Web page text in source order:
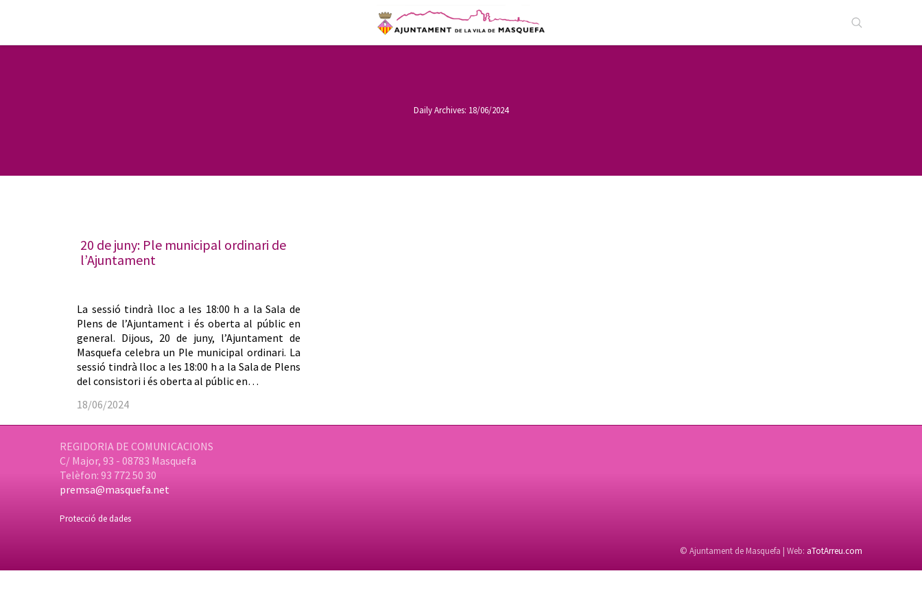
Daily Archives: 18/06/2024
20 de juny: Ple municipal ordinari de
l’Ajuntament
La sessió tindrà lloc a les 18:00 h a la Sala de
Plens de l’Ajuntament i és oberta al públic en
general. Dijous, 20 de juny, l’Ajuntament de
Masquefa celebra un Ple municipal ordinari. La
sessió tindrà lloc a les 18:00 h a la Sala de Plens
del consistori i és oberta al públic en…
18/06/2024
REGIDORIA DE COMUNICACIONS
C/ Major, 93 - 08783 Masquefa
Telèfon: 93 772 50 30
premsa@masquefa.net
Protecció de dades
© Ajuntament de Masquefa | Web: aTotArreu.com